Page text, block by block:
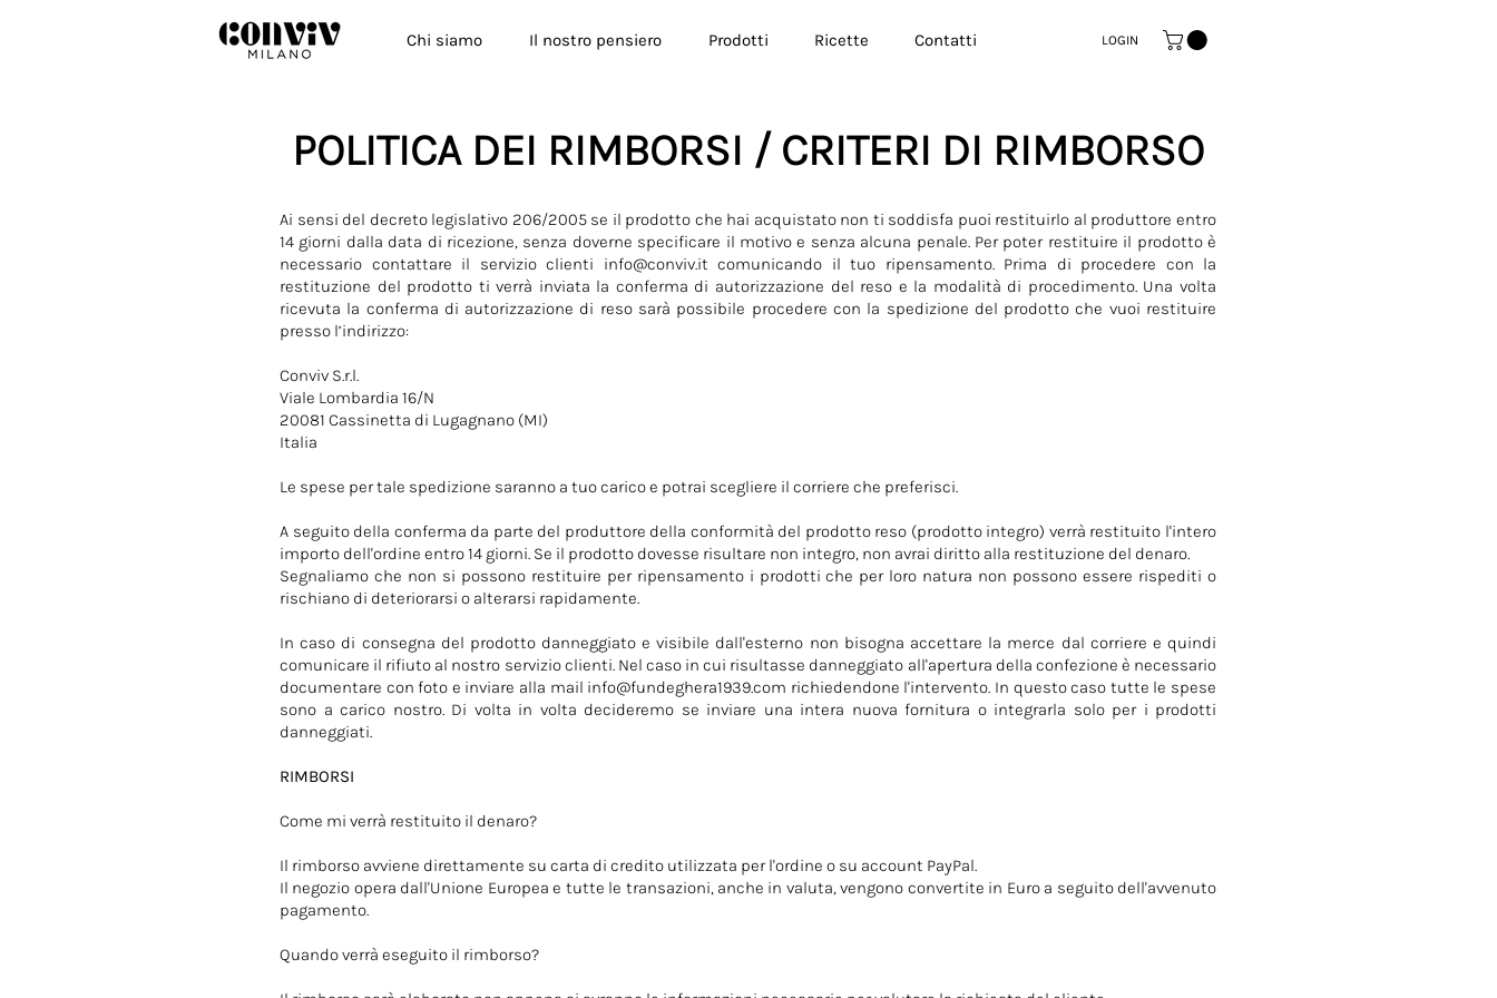
Chi siamo Il nostro pensiero Prodotti Ricette Contatti LOGIN
POLITICA DEI RIMBORSI / CRITERI DI RIMBORSO
Ai sensi del decreto legislativo 206/2005 se il prodotto che hai acquistato non ti soddisfa puoi restituirlo al produttore entro
14 giorni dalla data di ricezione, senza doverne specificare il motivo e senza alcuna penale. Per poter restituire il prodotto è
necessario contattare il servizio clienti info@conviv.it comunicando il tuo ripensamento. Prima di procedere con la
restituzione del prodotto ti verrà inviata la conferma di autorizzazione del reso e la modalità di procedimento. Una volta
ricevuta la conferma di autorizzazione di reso sarà possibile procedere con la spedizione del prodotto che vuoi restituire
presso l’indirizzo:
Conviv S.r.l.
Viale Lombardia 16/N
20081 Cassinetta di Lugagnano (MI)
Italia
Le spese per tale spedizione saranno a tuo carico e potrai scegliere il corriere che preferisci.
A seguito della conferma da parte del produttore della conformità del prodotto reso (prodotto integro) verrà restituito l'intero
importo dell'ordine entro 14 giorni. Se il prodotto dovesse risultare non integro, non avrai diritto alla restituzione del denaro.
Segnaliamo che non si possono restituire per ripensamento i prodotti che per loro natura non possono essere rispediti o
rischiano di deteriorarsi o alterarsi rapidamente.
In caso di consegna del prodotto danneggiato e visibile dall'esterno non bisogna accettare la merce dal corriere e quindi
comunicare il rifiuto al nostro servizio clienti. Nel caso in cui risultasse danneggiato all'apertura della confezione è necessario
documentare con foto e inviare alla mail info@fundeghera1939.com richiedendone l'intervento. In questo caso tutte le spese
sono a carico nostro. Di volta in volta decideremo se inviare una intera nuova fornitura o integrarla solo per i prodotti
danneggiati.
RIMBORSI
Come mi verrà restituito il denaro?
Il rimborso avviene direttamente su carta di credito utilizzata per l'ordine o su account PayPal.
Il negozio opera dall'Unione Europea e tutte le transazioni, anche in valuta, vengono convertite in Euro a seguito dell'avvenuto
pagamento.
Quando verrà eseguito il rimborso?